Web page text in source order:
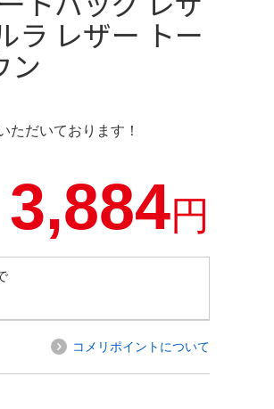
ラ レザー トー
ン
ただいております！
3,884円
コメリポイントについて